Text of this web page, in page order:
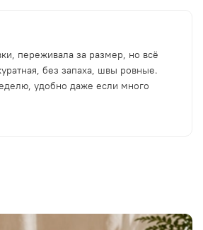
переживала за размер, но всё
без запаха, швы ровные.
удобно даже если много